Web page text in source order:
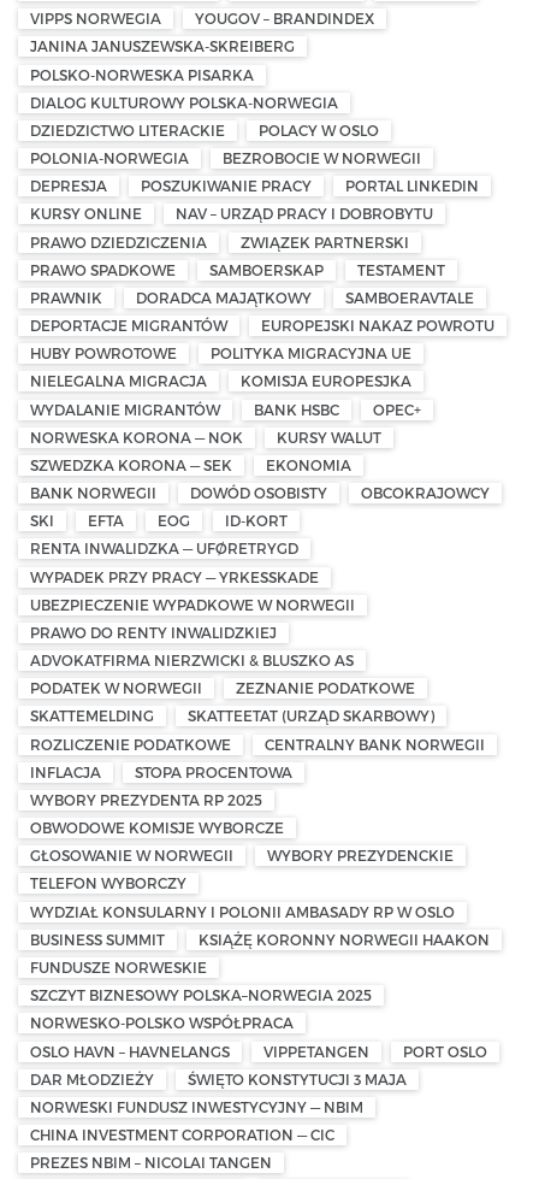
VIPPS NORWEGIA
YOUGOV – BRANDINDEX
JANINA JANUSZEWSKA-SKREIBERG
POLSKO-NORWESKA PISARKA
DIALOG KULTUROWY POLSKA-NORWEGIA
DZIEDZICTWO LITERACKIE
POLACY W OSLO
POLONIA-NORWEGIA
BEZROBOCIE W NORWEGII
DEPRESJA
POSZUKIWANIE PRACY
PORTAL LINKEDIN
KURSY ONLINE
NAV – URZĄD PRACY I DOBROBYTU
PRAWO DZIEDZICZENIA
ZWIĄZEK PARTNERSKI
PRAWO SPADKOWE
SAMBOERSKAP
TESTAMENT
PRAWNIK
DORADCA MAJĄTKOWY
SAMBOERAVTALE
DEPORTACJE MIGRANTÓW
EUROPEJSKI NAKAZ POWROTU
HUBY POWROTOWE
POLITYKA MIGRACYJNA UE
NIELEGALNA MIGRACJA
KOMISJA EUROPESJKA
WYDALANIE MIGRANTÓW
BANK HSBC
OPEC+
NORWESKA KORONA — NOK
KURSY WALUT
SZWEDZKA KORONA — SEK
EKONOMIA
BANK NORWEGII
DOWÓD OSOBISTY
OBCOKRAJOWCY
SKI
EFTA EOG
ID-KORT
RENTA INWALIDZKA — UFØRETRYGD
WYPADEK PRZY PRACY — YRKESSKADE
UBEZPIECZENIE WYPADKOWE W NORWEGII
PRAWO DO RENTY INWALIDZKIEJ
ADVOKATFIRMA NIERZWICKI & BLUSZKO AS
PODATEK W NORWEGII
ZEZNANIE PODATKOWE
SKATTEMELDING
SKATTEETAT (URZĄD SKARBOWY)
ROZLICZENIE PODATKOWE
CENTRALNY BANK NORWEGII
INFLACJA
STOPA PROCENTOWA
WYBORY PREZYDENTA RP 2025
OBWODOWE KOMISJE WYBORCZE
GŁOSOWANIE W NORWEGII
WYBORY PREZYDENCKIE
TELEFON WYBORCZY
WYDZIAŁ KONSULARNY I POLONII AMBASADY RP W OSLO
BUSINESS SUMMIT
KSIĄŻĘ KORONNY NORWEGII HAAKON
FUNDUSZE NORWESKIE
SZCZYT BIZNESOWY POLSKA–NORWEGIA 2025
NORWESKO-POLSKO WSPÓŁPRACA
OSLO HAVN – HAVNELANGS
VIPPETANGEN
PORT OSLO
DAR MŁODZIEŻY
ŚWIĘTO KONSTYTUCJI 3 MAJA
NORWESKI FUNDUSZ INWESTYCYJNY — NBIM
CHINA INVESTMENT CORPORATION — CIC
PREZES NBIM – NICOLAI TANGEN